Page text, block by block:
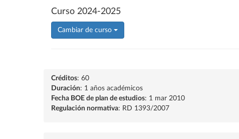
Curso 2024-2025
Cambiar de curso
Créditos: 60
Duración: 1 años académicos
Fecha BOE de plan de estudios: 1 mar 2010
Regulación normativa: RD 1393/2007